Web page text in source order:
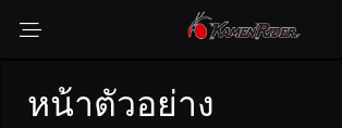
หน้าตัวอย่าง